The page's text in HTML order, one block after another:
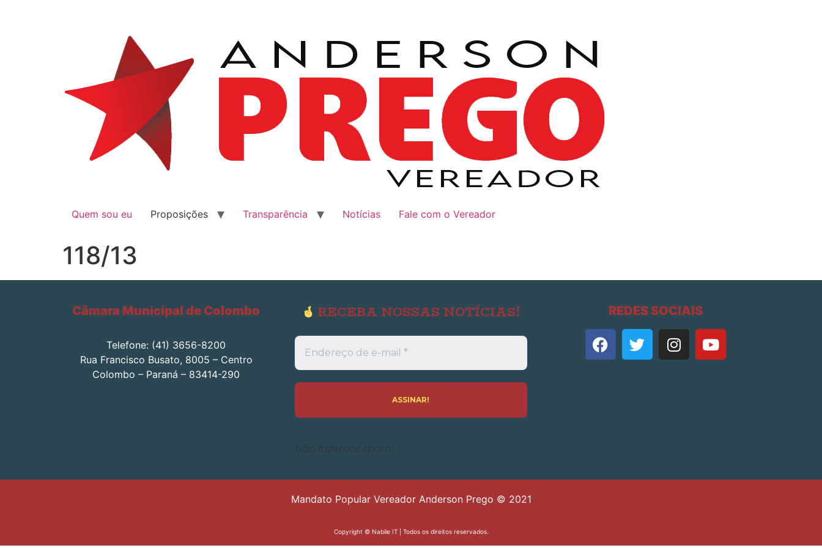
Quem sou eu Proposições Transparência Notícias Fale com o Vereador
118/13
Câmara Municipal de Colombo
Telefone: (41) 3656-8200
Rua Francisco Busato, 8005 – Centro
Colombo – Paraná – 83414-290
RECEBA NOSSAS NOTÍCIAS!
Endereço
de
e-
*
Não fazemos spam!
REDES SOCIAIS
Mandato Popular Vereador Anderson Prego © 2021
Copyright © Nabile IT| Todos os direitos reservados.